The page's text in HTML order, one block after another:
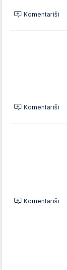
Komentariši
Komentariši
Komentariši